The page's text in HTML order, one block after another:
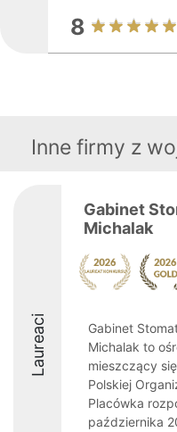
8
Inne firmy z
Laureaci
Gabinet
Michalak
Gabinet
Michalak to
mieszczący
Polskiej
Placówka
października